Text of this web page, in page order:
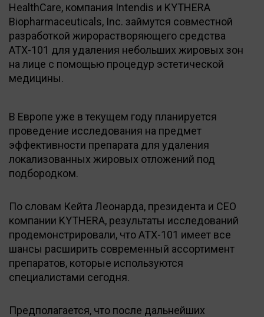
HealthCare, компания Intendis и KYTHERA
Biopharmaceuticals, Inc. займутся совместной
разработкой жирорастворяющего средства
АТХ-101 для удаления небольших жировых зон
на лице с помощью процедур эстетической
медицины.
В Европе уже в текущем году планируется
проведение исследования на предмет
эффективности препарата для удаления
локализованных жировых отложений под
подбородком.
По словам Кейта Леонарда, президента и СЕО
компании KYTHERA, результаты исследований
продемонстрировали, что АТХ-101 имеет все
шансы расширить современный ассортимент
препаратов, которые используются
специалистами сегодня.
Предполагается, что после дальнейших